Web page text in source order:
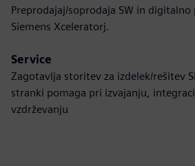
Preprodajaj/soprodaja SW in
Siemens Xceleratorj.
Service
Zagotavlja storitev za izdelek/rešitev
stranki pomaga pri izvajanju,
vzdrževanju